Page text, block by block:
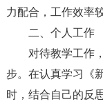
力配合，工作效率
二、个人工作
对待教学工作
步。在认真学习《
时，结合自己的反